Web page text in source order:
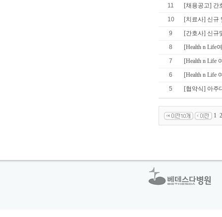
11
[채용공고] 간
10
[치료사] 신규
9
[간호사] 신규
8
[Health n Life
7
[Health n Life
6
[Health n Life
5
[협약식] 아주
1 2